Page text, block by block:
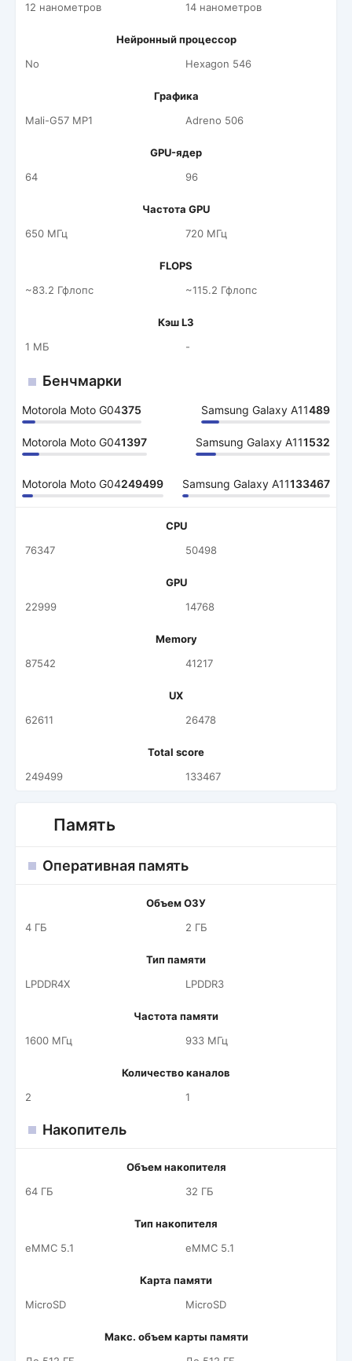
12 нанометров
14 нанометров
Нейронный процессор
No
Hexagon 546
Графика
Mali-G57 MP1
Adreno 506
GPU-ядер
64
96
Частота GPU
650 МГц
720 МГц
FLOPS
~83.2 Гфлопс
~115.2 Гфлопс
Кэш L3
1 МБ
-
Бенчмарки
Motorola Moto G04375 Samsung Galaxy A11489
Motorola Moto G041397 Samsung Galaxy A111532
Motorola Moto G04249499 Samsung Galaxy A11133467
CPU
76347
50498
GPU
22999
14768
Memory
87542
41217
UX
62611
26478
Total score
249499
133467
Память
Оперативная память
Объем ОЗУ
4 ГБ
2 ГБ
Тип памяти
LPDDR4X
LPDDR3
Частота памяти
1600 МГц
933 МГц
Количество каналов
2
1
Накопитель
Объем накопителя
64 ГБ
32 ГБ
Тип накопителя
eMMC 5.1
eMMC 5.1
Карта памяти
MicroSD
MicroSD
Макс. объем карты памяти